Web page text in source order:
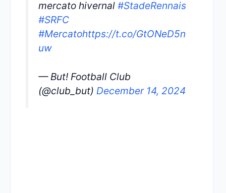
mercato hivernal #StadeRennais
#SRFC
#Mercatohttps://t.co/GtONeD5n
uw
— But! Football Club
(@club_but) December 14, 2024